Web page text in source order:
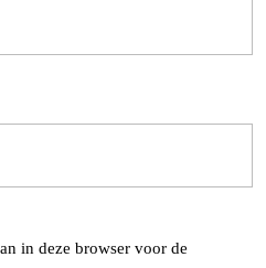
in deze browser voor de